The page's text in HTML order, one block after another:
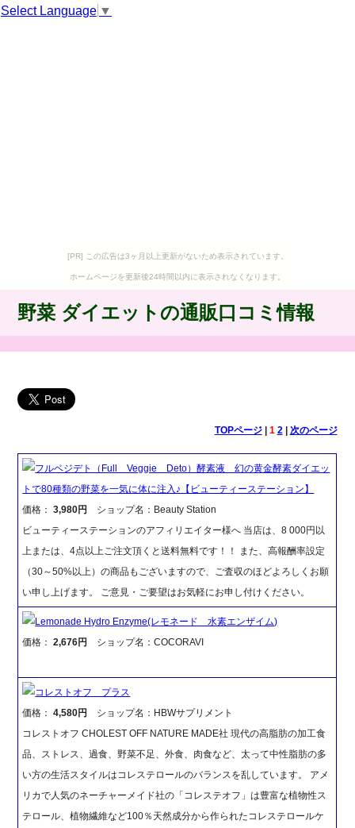
Select Language ▼
[PR] この広告は3ヶ月以上更新がないため表示されています。
ホームページを更新後24時間以内に表示されなくなります。
野菜 ダイエットの通販口コミ情報
TOPページ| 1 2| 次のページ
フルベジデト（Full Veggie Deto）酵素液 幻の黄金酵素ダイエッ
トで80種類の野菜を一気に体に注入♪【ビューティーステーション】
価格：3,980円
ショップ名：Beauty Station
ビューティーステーションのアフィリエイター様へ 当店は、8 000円以
上または、4点以上ご注文頂くと送料無料です！！ また、高報酬率設定
（30～50%以上）の商品もございますので、ご査収のほどよろしくお願
い申し上げます。 ご意見・ご要望はお気軽にお申し付けください。
Lemonade Hydro Enzyme(レモネード 水素エンザイム)
価格：2,676円 ショップ名：COCORAVI
コレストオフ プラス
価格：4,580円
ショップ名：HBWサプリメント
コレストオフ CHOLEST OFF NATURE MADE社 現代の高脂肪の加工食
品、ストレス、過食、野菜不足、外食、肉食など、太って中性脂肪の多
い方の生活スタイルはコレステロールのバランスを乱しています。 アメ
リカで人気のネーチャーメイド社の「コレステオフ」は豊富な植物性ス
テロール、植物繊維など100％天然成分から作られたコレステロールケ